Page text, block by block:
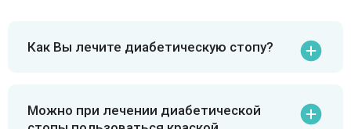
Как Вы лечите диабетическую стопу?
Можно при лечении диабетической